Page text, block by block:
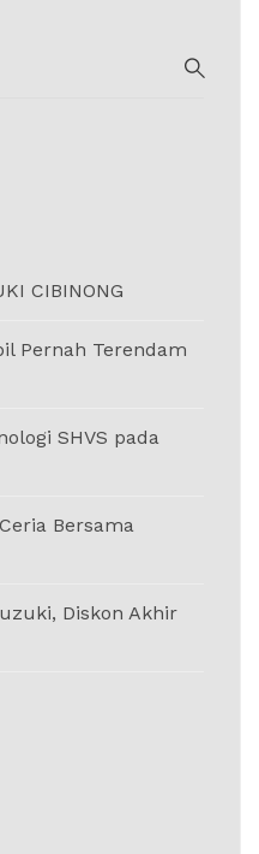
CIBINONG
Pernah Terendam
SHVS pada
Bersama
Diskon Akhir